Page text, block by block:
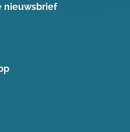
nieuwsbrief